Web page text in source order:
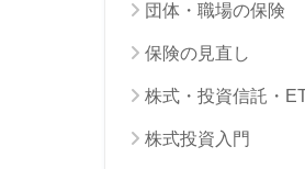
団体・職場の保険
保険の見直し
株式・投資信託・
株式投資入門